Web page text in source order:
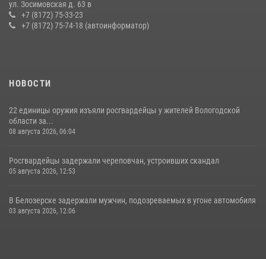
ОТКАЗЫВАВШЕГОСЯ ОСВОБОДИТЬ НОМЕР В ГОСТИНИЦЕ
24 июля 2026, 07:32
ул. Зосимовская д. 63 в
+7 (8172) 75-33-23
+7 (8172) 75-74-18 (автоинформатор)
НОВОСТИ
22 единицы оружия изъяли росгвардейцы у жителей Вологодской
области за...
08 августа 2026, 06:04
Росгвардейцы задержали череповчан, устроивших скандал
05 августа 2026, 12:53
В Белозерске задержали мужчин, подозреваемых в угоне автомобиля
03 августа 2026, 12:06